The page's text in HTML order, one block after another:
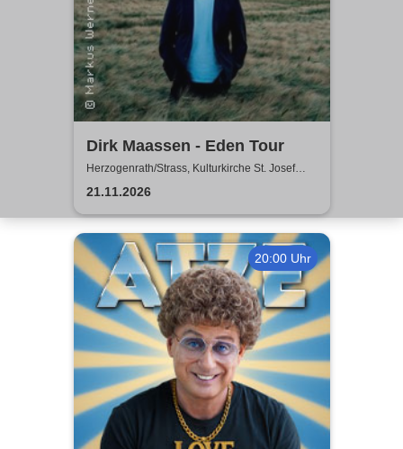
Dirk Maassen - Eden Tour
Herzogenrath/Strass, Kulturkirche St. Josef
Herzogenrath/Strass
21.11.2026
20:00 Uhr